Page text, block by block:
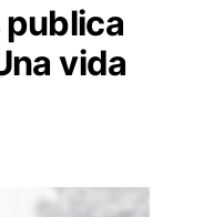
publica
vida